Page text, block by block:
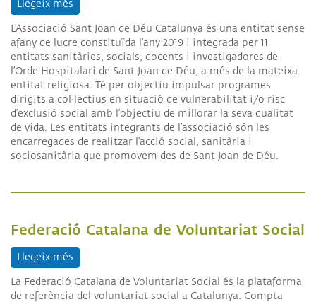
Llegeix més
L’Associació Sant Joan de Déu Catalunya és una entitat sense
afany de lucre constituïda l’any 2019 i integrada per 11
entitats sanitàries, socials, docents i investigadores de
l’Orde Hospitalari de Sant Joan de Déu, a més de la mateixa
entitat religiosa. Té per objectiu impulsar programes
dirigits a col·lectius en situació de vulnerabilitat i/o risc
d’exclusió social amb l’objectiu de millorar la seva qualitat
de vida. Les entitats integrants de l’associació són les
encarregades de realitzar l’acció social, sanitària i
sociosanitària que promovem des de Sant Joan de Déu.
Federació Catalana de Voluntariat Social
Llegeix més
La Federació Catalana de Voluntariat Social és la plataforma
de referència del voluntariat social a Catalunya. Compta